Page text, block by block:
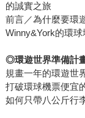
的誠實之旅
前言／為什麼要環
Winny&York的環球
◎環遊世界準備計
規畫一年的環遊世
打破環球機票便宜
如何只帶八公斤行